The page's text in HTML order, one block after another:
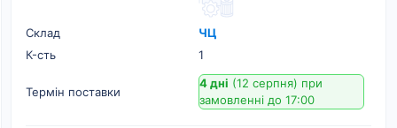
Склад
ЧЦ
К-cть
1
Термін поставки
4 дні (12 серпня) при
замовленні до 17:00